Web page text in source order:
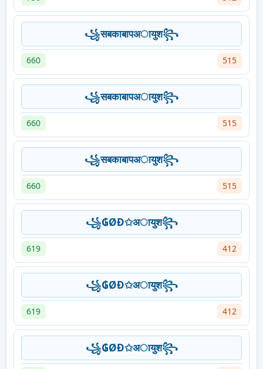
꧁सबकाबापअायुश꧂
660 515
꧁सबकाबापअायुश꧂
660 515
꧁सबकाबापअायुश꧂
660 515
꧁₲ØĐ✩अायुश꧂
619 412
꧁₲ØĐ✩अायुश꧂
619 412
꧁₲ØĐ✩अायुश꧂